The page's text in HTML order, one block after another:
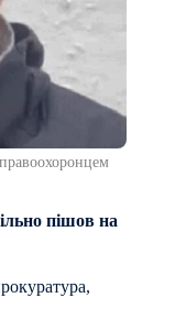
пішов на